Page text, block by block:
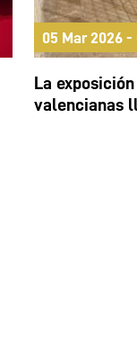
05 Mar 2026 -
La
valencianas